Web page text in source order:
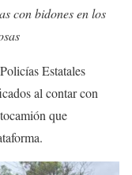
con bidones en los
Estatales
al contar con
que